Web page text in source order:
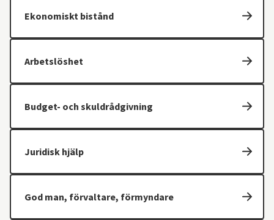
Ekonomiskt bistånd
Arbetslöshet
Budget- och skuldrådgivning
Juridisk hjälp
God man, förvaltare, förmyndare